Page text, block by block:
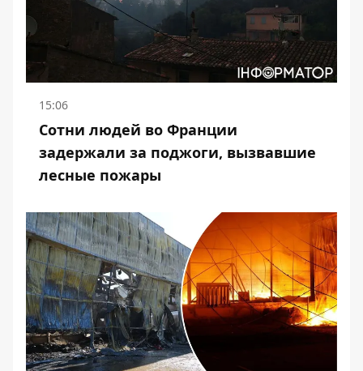
15:06
Сотни людей во Франции
задержали за поджоги, вызвавшие
лесные пожары